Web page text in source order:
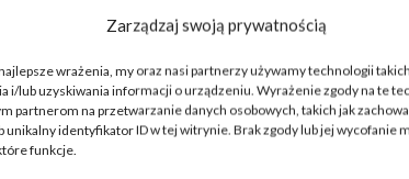
Zarządzaj swoją prywatnością
wrażenia, my oraz nasi partnerzy używamy technologii
i/lub uzyskiwania informacji o urządzeniu. Wyrażenie zgody na te
partnerom na przetwarzanie danych osobowych, takich jak
unikalny identyfikator ID w tej witrynie. Brak zgody lub jej wycofanie
funkcje.